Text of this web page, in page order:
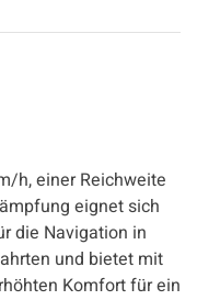
h, einer Reichweite
eignet sich
die Navigation in
und bietet mit
Komfort für ein